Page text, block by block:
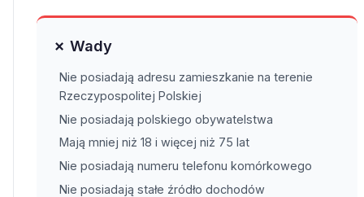
✗ Wady
Nie posiadają adresu zamieszkanie na terenie
Rzeczypospolitej Polskiej
Nie posiadają polskiego obywatelstwa
Mają mniej niż 18 i więcej niż 75 lat
Nie posiadają numeru telefonu komórkowego
Nie posiadają stałe źródło dochodów